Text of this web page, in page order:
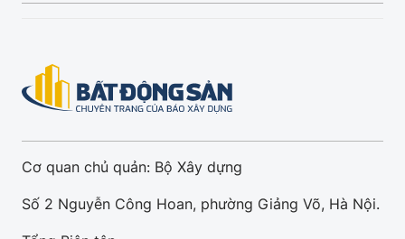
Cơ quan chủ quản: Bộ Xây dựng
Số 2 Nguyễn Công Hoan, phường Giảng Võ, Hà Nội.